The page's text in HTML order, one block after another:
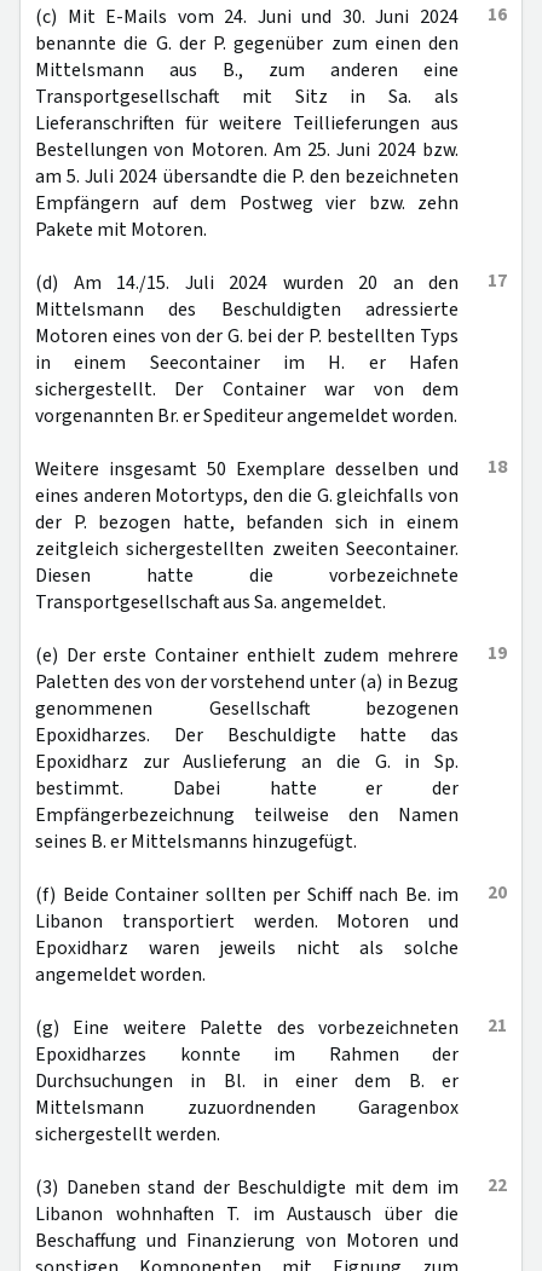
16
(c) Mit E-Mails vom 24. Juni und 30. Juni 2024
benannte die G. der P. gegenüber zum einen den
Mittelsmann aus B., zum anderen eine
Transportgesellschaft mit Sitz in Sa. als
Lieferanschriften für weitere Teillieferungen aus
Bestellungen von Motoren. Am 25. Juni 2024 bzw.
am 5. Juli 2024 übersandte die P. den bezeichneten
Empfängern auf dem Postweg vier bzw. zehn
Pakete mit Motoren.
17
(d) Am 14./15. Juli 2024 wurden 20 an den
Mittelsmann des Beschuldigten adressierte
Motoren eines von der G. bei der P. bestellten Typs
in einem Seecontainer im H. er Hafen
sichergestellt. Der Container war von dem
vorgenannten Br. er Spediteur angemeldet worden.
18
Weitere insgesamt 50 Exemplare desselben und
eines anderen Motortyps, den die G. gleichfalls von
der P. bezogen hatte, befanden sich in einem
zeitgleich sichergestellten zweiten Seecontainer.
Diesen hatte die vorbezeichnete
Transportgesellschaft aus Sa. angemeldet.
19
(e) Der erste Container enthielt zudem mehrere
Paletten des von der vorstehend unter (a) in Bezug
genommenen Gesellschaft bezogenen
Epoxidharzes. Der Beschuldigte hatte das
Epoxidharz zur Auslieferung an die G. in Sp.
bestimmt. Dabei hatte er der
Empfängerbezeichnung teilweise den Namen
seines B. er Mittelsmanns hinzugefügt.
20
(f) Beide Container sollten per Schiff nach Be. im
Libanon transportiert werden. Motoren und
Epoxidharz waren jeweils nicht als solche
angemeldet worden.
21
(g) Eine weitere Palette des vorbezeichneten
Epoxidharzes konnte im Rahmen der
Durchsuchungen in Bl. in einer dem B. er
Mittelsmann zuzuordnenden Garagenbox
sichergestellt werden.
22
(3) Daneben stand der Beschuldigte mit dem im
Libanon wohnhaften T. im Austausch über die
Beschaffung und Finanzierung von Motoren und